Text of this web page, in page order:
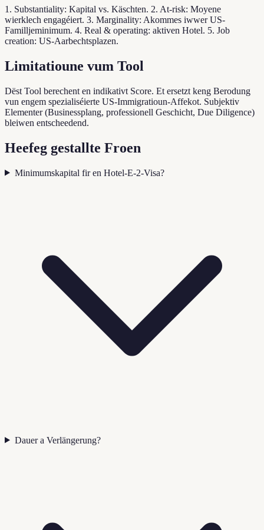
1. Substantiality: Kapital vs. Käschten. 2. At-risk: Moyene
wierklech engagéiert. 3. Marginality: Akommes iwwer US-
Familljeminimum. 4. Real & operating: aktiven Hotel. 5. Job
creation: US-Aarbechtsplazen.
Limitatioune vum Tool
Dëst Tool berechent en indikativt Score. Et ersetzt keng Berodung
vun engem spezialiséierte US-Immigratioun-Affekot. Subjektiv
Elementer (Businessplang, professionell Geschicht, Due Diligence)
bleiwen entscheedend.
Heefeg gestallte Froen
Minimumskapital fir en Hotel-E-2-Visa?
Dauer a Verlängerung?